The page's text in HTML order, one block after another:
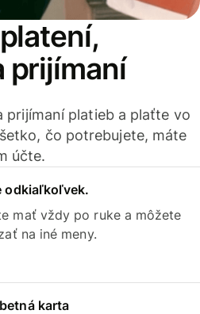
prijímaní
prijímaní platieb a plaťte vo
čo potrebujete, máte
účte.
odkiaľkoľvek.
mať vždy po ruke a môžete
na iné meny.
karta